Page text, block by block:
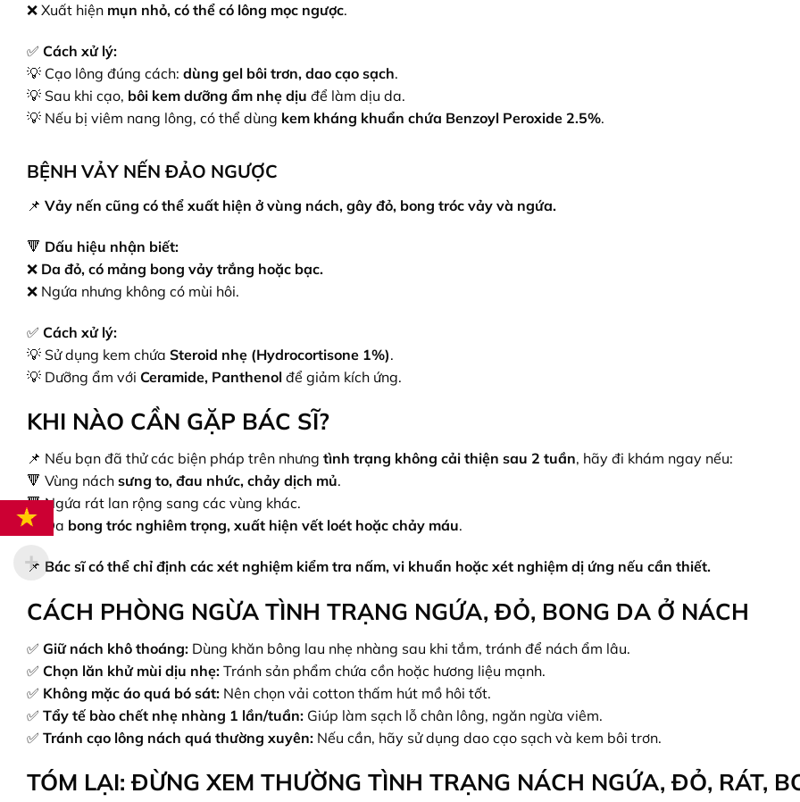
❌ Xuất hiện mụn nhỏ, có thể có lông mọc ngược.
✅ Cách xử lý:
💡 Cạo lông đúng cách: dùng gel bôi trơn, dao cạo sạch.
💡 Sau khi cạo, bôi kem dưỡng ẩm nhẹ dịu để làm dịu da.
💡 Nếu bị viêm nang lông, có thể dùng kem kháng khuẩn chứa Benzoyl Peroxide 2.5%.
BỆNH VẢY NẾN ĐẢO NGƯỢC
📌 Vảy nến cũng có thể xuất hiện ở vùng nách, gây đỏ, bong tróc vảy và ngứa.
🔻 Dấu hiệu nhận biết:
❌ Da đỏ, có mảng bong vảy trắng hoặc bạc.
❌ Ngứa nhưng không có mùi hôi.
✅ Cách xử lý:
💡 Sử dụng kem chứa Steroid nhẹ (Hydrocortisone 1%).
💡 Dưỡng ẩm với Ceramide, Panthenol để giảm kích ứng.
KHI NÀO CẦN GẶP BÁC SĨ?
📌 Nếu bạn đã thử các biện pháp trên nhưng tình trạng không cải thiện sau 2 tuần, hãy đi khám ngay nếu:
🔻 Vùng nách sưng to, đau nhức, chảy dịch mủ.
🔻 Ngứa rát lan rộng sang các vùng khác.
🔻 Da bong tróc nghiêm trọng, xuất hiện vết loét hoặc chảy máu.
📌 Bác sĩ có thể chỉ định các xét nghiệm kiểm tra nấm, vi khuẩn hoặc xét nghiệm dị ứng nếu cần thiết.
CÁCH PHÒNG NGỪA TÌNH TRẠNG NGỨA, ĐỎ, BONG DA Ở NÁCH
✅ Giữ nách khô thoáng: Dùng khăn bông lau nhẹ nhàng sau khi tắm, tránh để nách ẩm lâu.
✅ Chọn lăn khử mùi dịu nhẹ: Tránh sản phẩm chứa cồn hoặc hương liệu mạnh.
✅ Không mặc áo quá bó sát: Nên chọn vải cotton thấm hút mồ hôi tốt.
✅ Tẩy tế bào chết nhẹ nhàng 1 lần/tuần: Giúp làm sạch lỗ chân lông, ngăn ngừa viêm.
✅ Tránh cạo lông nách quá thường xuyên: Nếu cần, hãy sử dụng dao cạo sạch và kem bôi trơn.
TÓM LẠI: ĐỪNG XEM THƯỜNG TÌNH TRẠNG NÁCH NGỨA, ĐỎ, RÁT,